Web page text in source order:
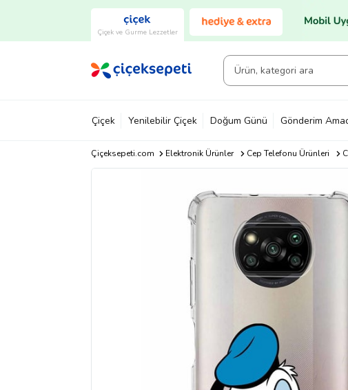
Çiçek ve Gurme Lezzetler
Çiçek Yenilebilir Çiçek Doğum Günü Gönderim
Çiçeksepeti.com Elektronik Ürünler Cep Telefonu Ürünleri